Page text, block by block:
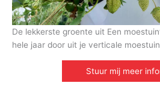
De lekkerste groente uit Een
hele jaar door uit je verticale
Stuur mij meer